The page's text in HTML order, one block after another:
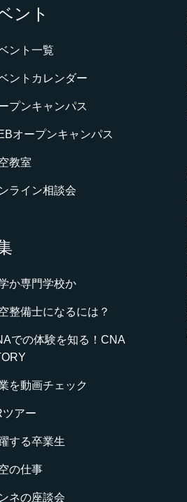
ント
ント一覧
ントカレンダー
プンキャンパス
オープンキャンパス
教室
ライン相談会
か専門学校か
整備士になるには？
での体験を知る！CNA
を動画チェック
ツアー
する卒業生
の仕事
ネの座談会